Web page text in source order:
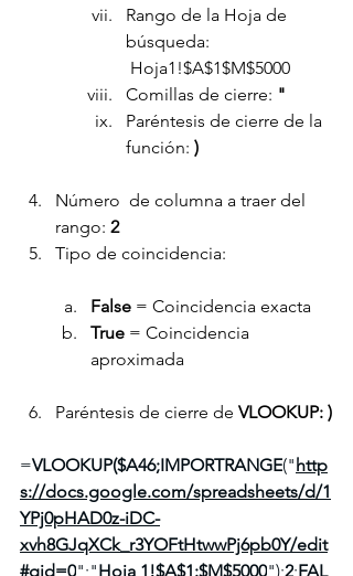
Rango de la Hoja de
búsqueda:
Hoja1!$A$1$M$5000
Comillas de cierre: "
Paréntesis de cierre de la
función: )
Número  de columna a traer del
rango: 2
Tipo de coincidencia:
False = Coincidencia exacta
True = Coincidencia
aproximada
Paréntesis de cierre de VLOOKUP: )
=VLOOKUP($A46;IMPORTRANGE("http
s://docs.google.com/spreadsheets/d/1
YPj0pHAD0z-iDC-
xvh8GJqXCk_r3YOFtHtwwPj6pb0Y/edit
#gid=0";"Hoja 1!$A$1:$M$5000");2;FAL